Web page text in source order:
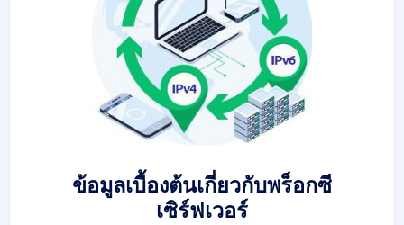
ข้อมูลเบื้องต้นเกี่ยวกับพร็อกซี
เซิร์ฟเวอร์